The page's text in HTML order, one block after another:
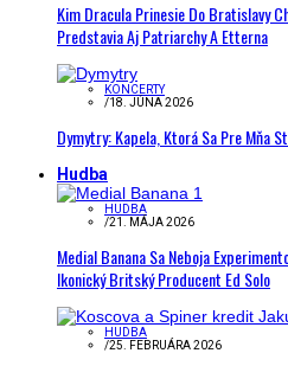
Kim Dracula Prinesie Do Bratislavy
Predstavia Aj Patriarchy A Etterna
KONCERTY
/18. JÚNA 2026
Dymytry: Kapela, Ktorá Sa Pre Mňa
Hudba
HUDBA
/21. MÁJA 2026
Medial Banana Sa Neboja
Ikonický Britský Producent Ed Solo
HUDBA
/25. FEBRUÁRA 2026